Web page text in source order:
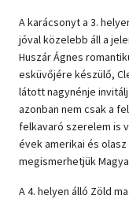
Vallás
A karácsonyt a 3.
jóval közelebb áll a
Huszár Ágnes
esküvőjére készülő,
látott nagynénje
azonban nem csak a
felkavaró szerelem is
évek amerikai és
megismerhetjük
A 4. helyen álló Zöld